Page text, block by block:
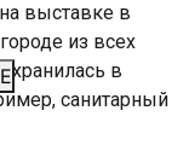
выставке в
из всех
в
санитарный